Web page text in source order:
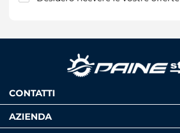
CONTATTI
AZIENDA